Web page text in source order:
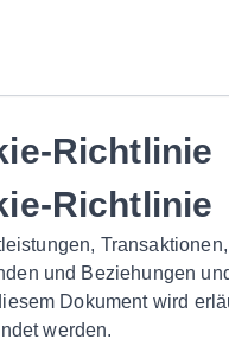
Richtlinie
Richtlinie
und Beziehungen
Dokument wird
werden.